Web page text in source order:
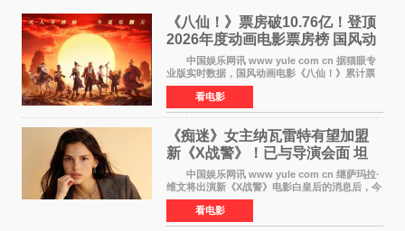
《八仙！》票房破10.76亿！登顶
2026年度动画电影票房榜 国风动
画逆袭暑期档
中国娱乐网讯 www yule com cn 据猫眼专
业版实时数据，国风动画电影《八仙！》累计票
房突破10 76亿元，超过《熊出没·年年有熊》，
暂列2026年度动画影片票房榜冠军。该片自暑期
档登陆院线以
看电影
《痴迷》女主纳瓦雷特有望加盟
新《X战警》！已与导演会面 坦
言“魔形女一直很酷”
中国娱乐网讯 www yule com cn 继萨玛拉·
维文将出演新《X战警》电影白皇后的消息后，今
年暑期档大热恐怖片《痴迷》女主角印达·纳瓦雷
特也有望加盟这部备受瞩目的漫威新作——目前
还处于有
看电影